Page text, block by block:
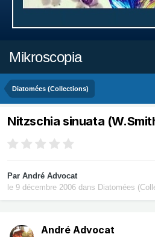
Mikroscopia
Diatomées (Collections)
Nitzschia sinuata
Par André Advocat
le 9 décembre 2006 dans Diatomées
André Advocat